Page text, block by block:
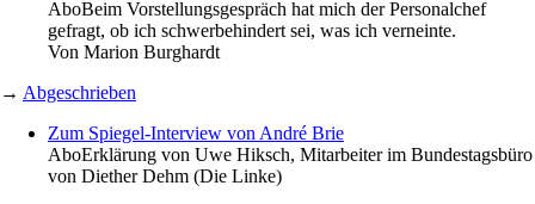
AboBeim Vorstellungsgespräch hat mich der Personalchef
gefragt, ob ich schwerbehindert sei, was ich verneinte.
Von Marion Burghardt
→ Abgeschrieben
Zum Spiegel-Interview von André Brie
AboErklärung von Uwe Hiksch, Mitarbeiter im Bundestagsbüro
von Diether Dehm (Die Linke)